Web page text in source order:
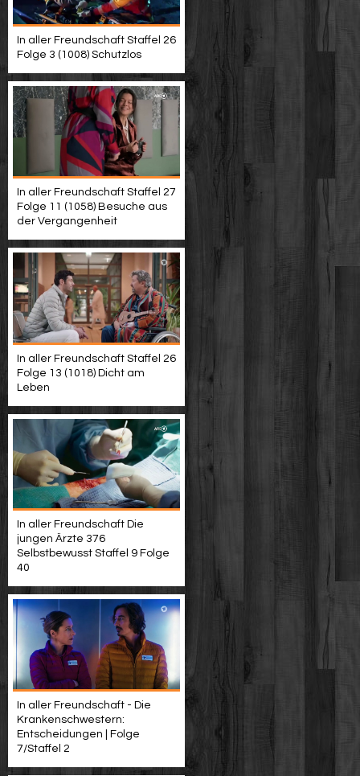
In aller Freundschaft Staffel 26
Folge 3 (1008) Schutzlos
In aller Freundschaft Staffel 27
Folge 11 (1058) Besuche aus
der Vergangenheit
In aller Freundschaft Staffel 26
Folge 13 (1018) Dicht am
Leben
In aller Freundschaft Die
jungen Ärzte 376
Selbstbewusst Staffel 9 Folge
40
In aller Freundschaft - Die
Krankenschwestern:
Entscheidungen | Folge
7/Staffel 2